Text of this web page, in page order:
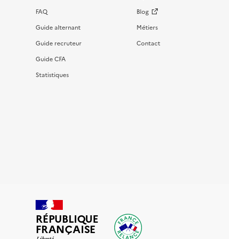
FAQ
Guide alternant
Guide recruteur
Guide CFA
Statistiques
Blog
Métiers
Contact
RÉPUBLIQUE
FRANÇAISE